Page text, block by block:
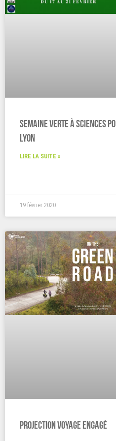
Semaine Verte à Sciences Po
Lyon
LIRE LA SUITE »
19 février 2020
Projection voyage engagé